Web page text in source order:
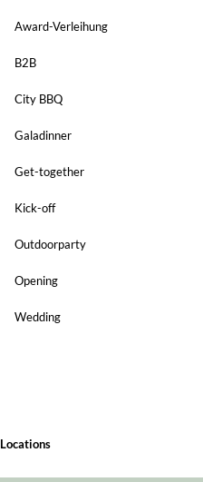
Award-Verleihung
B2B
City BBQ
Galadinner
Get-together
Kick-off
Outdoorparty
Opening
Wedding
Locations